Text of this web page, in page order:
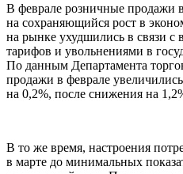
В феврале розничные
на сохраняющийся рост в
на рынке ухудшились в связи
тарифов и увольнениями в
По данным Департамента
продажи в феврале
на 0,2%, после снижения на
В то же время, настроения
в марте до минимальных